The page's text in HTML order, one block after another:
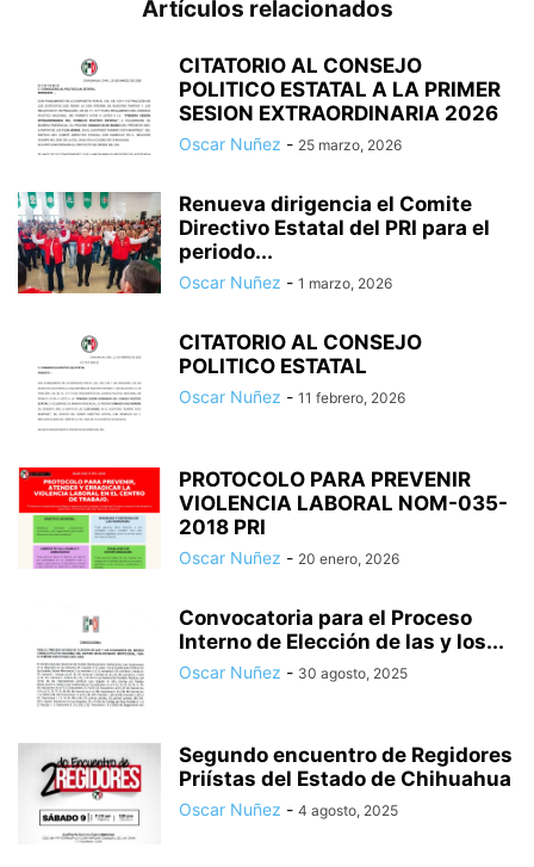
Artículos relacionados
CITATORIO AL CONSEJO
POLITICO ESTATAL A LA PRIMER
SESION EXTRAORDINARIA 2026
Oscar Nuñez - 25 marzo, 2026
Renueva dirigencia el Comite
Directivo Estatal del PRI para el
periodo...
Oscar Nuñez - 1 marzo, 2026
CITATORIO AL CONSEJO
POLITICO ESTATAL
Oscar Nuñez - 11 febrero, 2026
PROTOCOLO PARA PREVENIR
VIOLENCIA LABORAL NOM-035-
2018 PRI
Oscar Nuñez - 20 enero, 2026
Convocatoria para el Proceso
Interno de Elección de las y los...
Oscar Nuñez - 30 agosto, 2025
Segundo encuentro de Regidores
Priístas del Estado de Chihuahua
Oscar Nuñez - 4 agosto, 2025